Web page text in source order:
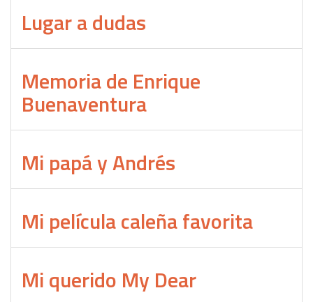
Lugar a dudas
Memoria de Enrique
Buenaventura
Mi papá y Andrés
Mi película caleña favorita
Mi querido My Dear